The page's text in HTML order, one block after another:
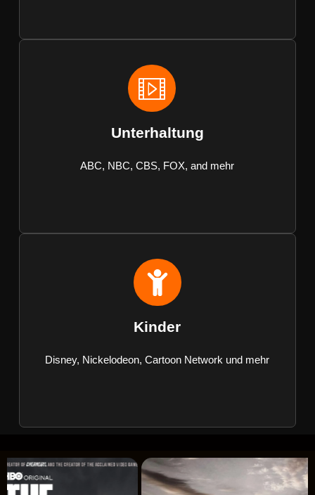
Unterhaltung
ABC, NBC, CBS, FOX, and mehr
Kinder
Disney, Nickelodeon, Cartoon Network und mehr